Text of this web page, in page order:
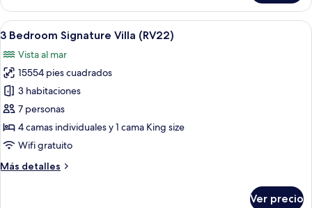
Bedroom
Ocean
Front
(RV30)
Abrir
todas
las
fotos
de
3
Bedroom
Signature
(RV22)
Un resort moderno con piscina,
13
3 Bedroom Signature Villa (RV22)
Vista al mar
15554 pies cuadrados
3 habitaciones
7 personas
4 camas individuales y 1 cama King size
Wifi gratuito
Más detalles
Más
Ver precio